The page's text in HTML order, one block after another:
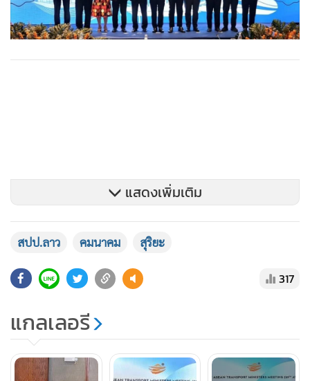
แสดงเพิ่มเติม
สปป.ลาว คมนาคม สุริยะ
317
แกลเลอรี